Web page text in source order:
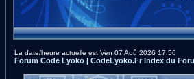
La date/heure actuelle est Ven 07 Aoû 2026 17:56
Forum Code Lyoko | CodeLyoko.Fr Index du